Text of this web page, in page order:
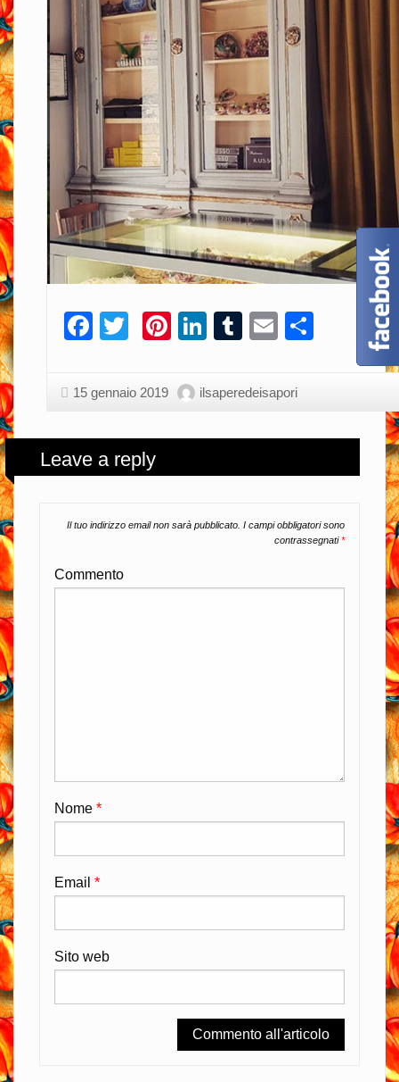
Facebook
TwitterPinterest
LinkedIn
Tumblr
Email
15 gennaio 2019 ilsaperedeisapori
Leave a reply
Il tuo indirizzo email non sarà pubblicato. I campi obbligatori sono
contrassegnati*
Commento
Nome *
Email *
Sito web